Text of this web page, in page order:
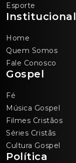
Esporte
Institucional
Home
Quem Somos
Fale Conosco
Gospel
Fé
Música Gospel
Filmes Cristãos
Séries Cristãs
Cultura Gospel
Política